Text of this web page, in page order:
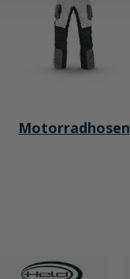
Motorradhosen